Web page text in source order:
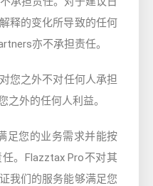
释的变化所导致的任何
亦不承担责任。
您之外不对任何人承担
之外的任何人利益。
足您的业务需求并能按
。Flazztax Pro不对其
我们的服务能够满足您